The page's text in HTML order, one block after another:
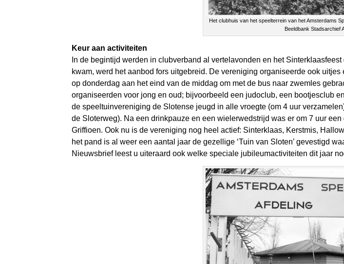
Het clubhuis van het speelterrein van het Amsterdams
Beeldbank Stadsarchief
Keur aan activiteiten
In de begintijd werden in clubverband al vertelavonden en het
kwam, werd het aanbod fors uitgebreid. De vereniging organiseerde ook
op donderdag aan het eind van de middag om met de bus naar zwemles
organiseerden voor jong en oud; bijvoorbeeld een judoclub, een bootjesclub
de speeltuinvereniging de Slotense jeugd in alle vroegte (om 4 uur
de Sloterweg). Na een drinkpauze en een wielerwedstrijd was er om 7 uur
Griffioen. Ook nu is de vereniging nog heel actief: Sinterklaas, Kerstmis,
het pand is al weer een aantal jaar de gezellige ‘Tuin van Sloten’ gevestigd
Nieuwsbrief leest u uiteraard ook welke speciale jubileumactiviteiten dit jaar